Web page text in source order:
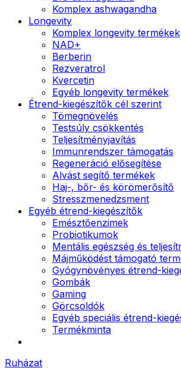
Komplex ashwagandha
Longevity
Komplex longevity termékek
NAD+
Berberin
Rezveratrol
Kvercetin
Egyéb longevity termékek
Étrend-kiegészítők cél szerint
Tömegnövelés
Testsúly csökkentés
Teljesítményjavítás
Immunrendszer támogatás
Regeneráció elősegítése
Alvást segítő termékek
Haj-, bőr- és körömerősítő
Stresszmenedzsment
Egyéb étrend-kiegészítők
Emésztőenzimek
Probiotikumok
Mentális egészség és
Májműködést támogató
Gyógynövényes étrend-
Gombák
Gaming
Görcsoldók
Egyéb speciális étrend-
Termékminta
Ruházat